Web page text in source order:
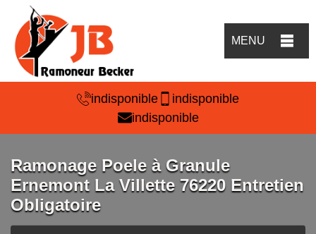
MENU
indisponible
indisponible
indisponible
Ramonage Poele à Granule
Ernemont La Villette 76220 Entretien
Obligatoire